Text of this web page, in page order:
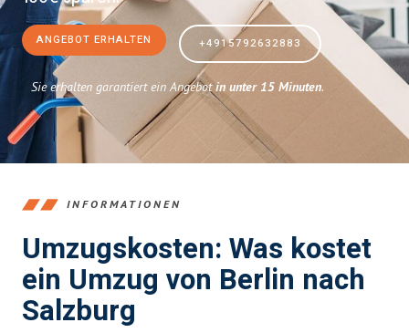
ANGEBOT ERHALTEN +4915792632883
Sie erhalten garantiert ein Angebotin unter 15 Minuten.
INFORMATIONEN
Umzugskosten: Was kostet
ein Umzug von Berlin nach
Salzburg